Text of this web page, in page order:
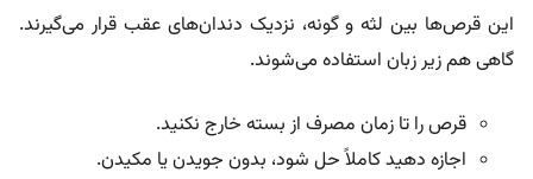
این قرص‌ها بین لثه و گونه، نزدیک دندان‌های عقب قرار می‌گیرند.
گاهی هم زیر زبان استفاده می‌شوند.
قرص را تا زمان مصرف از بسته خارج نکنید.
اجازه دهید کاملاً حل شود، بدون جویدن یا مکیدن.